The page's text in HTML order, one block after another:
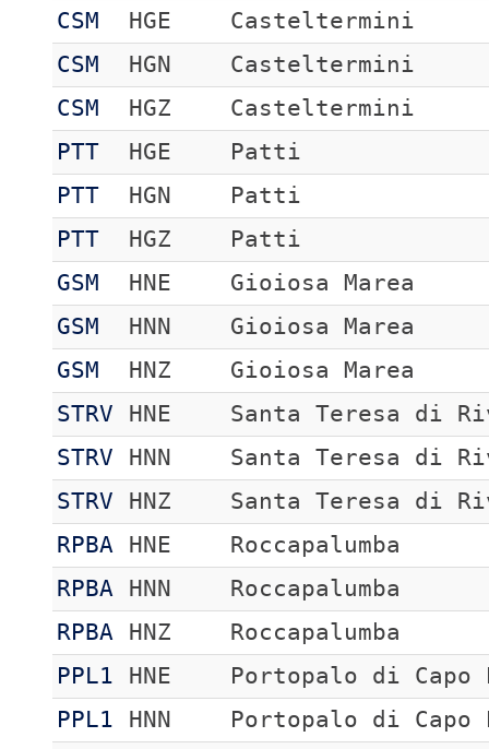
CSM
HGE
Casteltermini
CSM
HGN
Casteltermini
CSM
HGZ
Casteltermini
PTT
HGE
Patti
PTT
HGN
Patti
PTT
HGZ
Patti
GSM
HNE
Gioiosa Marea
GSM
HNN
Gioiosa Marea
GSM
HNZ
Gioiosa Marea
STRV
HNE
Santa Teresa di
STRV
HNN
Santa Teresa di
STRV
HNZ
Santa Teresa di
RPBA
HNE
Roccapalumba
RPBA
HNN
Roccapalumba
RPBA
HNZ
Roccapalumba
PPL1
HNE
Portopalo di Capo
PPL1
HNN
Portopalo di Capo